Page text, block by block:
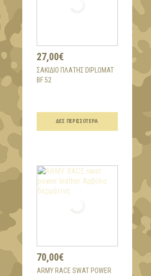
27,00€
ΣΑΚΊΔΙΟ ΠΛΆΤΗΣ DIPLOMAT
BF 52
ΔΕΣ ΠΕΡΙΣΣΌΤΕΡΑ
70,00€
ARMY RACE SWAT POWER